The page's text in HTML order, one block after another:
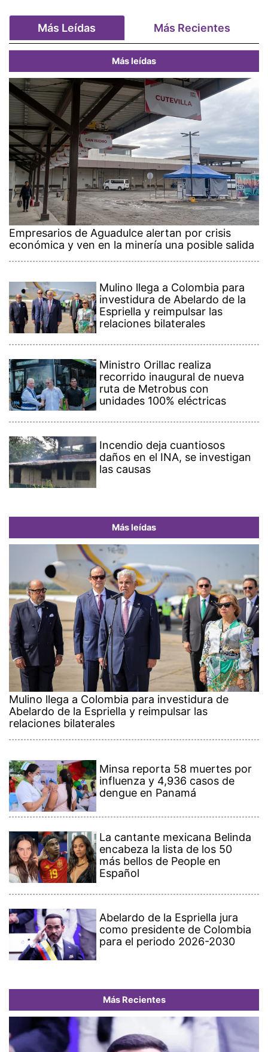
Más Leídas Más Recientes
Más leídas
Empresarios de Aguadulce alertan por crisis
económica y ven en la minería una posible salida
Mulino llega a Colombia para
investidura de Abelardo de la
Espriella y reimpulsar las
relaciones bilaterales
Ministro Orillac realiza
recorrido inaugural de nueva
ruta de Metrobus con
unidades 100% eléctricas
Incendio deja cuantiosos
daños en el INA, se investigan
las causas
Más leídas
Mulino llega a Colombia para investidura de
Abelardo de la Espriella y reimpulsar las
relaciones bilaterales
Minsa reporta 58 muertes por
influenza y 4,936 casos de
dengue en Panamá
La cantante mexicana Belinda
encabeza la lista de los 50
más bellos de People en
Español
Abelardo de la Espriella jura
como presidente de Colombia
para el periodo 2026-2030
Más Recientes